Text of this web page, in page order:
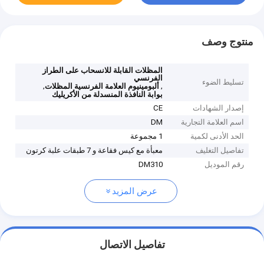
منتوج وصف
تسليط الضوء
المظلات القابلة للانسحاب على الطراز
الفرنسي
,ألبومينيوم العلامة الفرنسية المظلات,
بوابة النافذة المنسدلة من الأكريليك
إصدار الشهادات
CE
اسم العلامة التجارية
DM
الحد الأدنى لكمية
1 مجموعة
تفاصيل التغليف
معبأة مع كيس فقاعة و 7 طبقات علبة كرتون
رقم الموديل
DM310
عرض المزيد
تفاصيل الاتصال